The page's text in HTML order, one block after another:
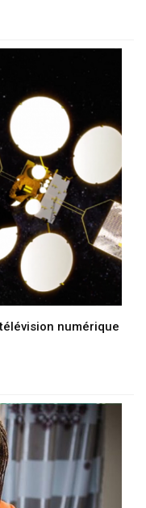
numérique